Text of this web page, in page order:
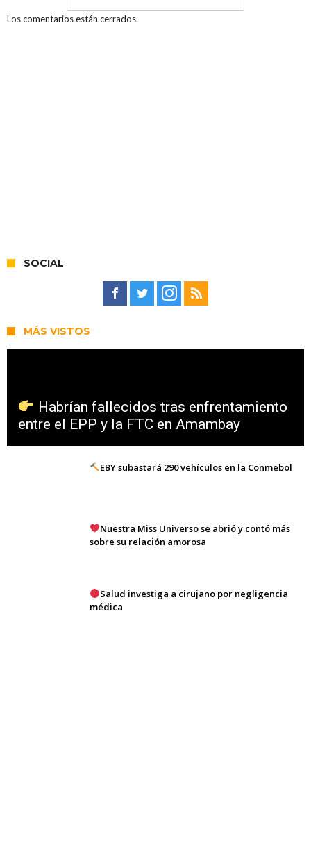
Los comentarios están cerrados.
SOCIAL
MÁS VISTOS
Habrían fallecidos tras enfrentamiento
entre el EPP y la FTC en Amambay
EBY subastará 290 vehículos en la Conmebol
Nuestra Miss Universo se abrió y contó más
sobre su relación amorosa
Salud investiga a cirujano por negligencia
médica